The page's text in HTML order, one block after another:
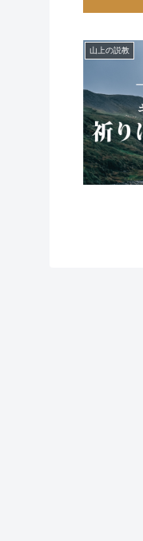
山上の説教